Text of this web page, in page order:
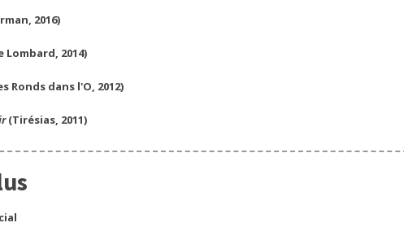
2016)
Lombard, 2014)
Ronds dans l'O, 2012)
(Tirésias, 2011)